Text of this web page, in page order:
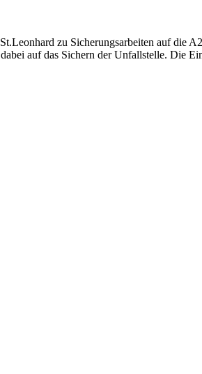
zu Sicherungsarbeiten auf die
auf das Sichern der Unfallstelle. Die